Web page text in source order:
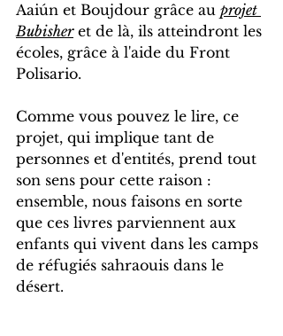
Aaiún et Boujdour grâce au projet
Bubisher et de là, ils atteindront les
écoles, grâce à l'aide du Front
Polisario.
Comme vous pouvez le lire, ce
projet, qui implique tant de
personnes et d'entités, prend tout
son sens pour cette raison :
ensemble, nous faisons en sorte
que ces livres parviennent aux
enfants qui vivent dans les camps
de réfugiés sahraouis dans le
désert.